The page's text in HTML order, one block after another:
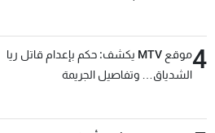
4
موقع MTV يكشف: حكم بإعدام قاتل ريا
الشدياق… وتفاصيل الجريمة